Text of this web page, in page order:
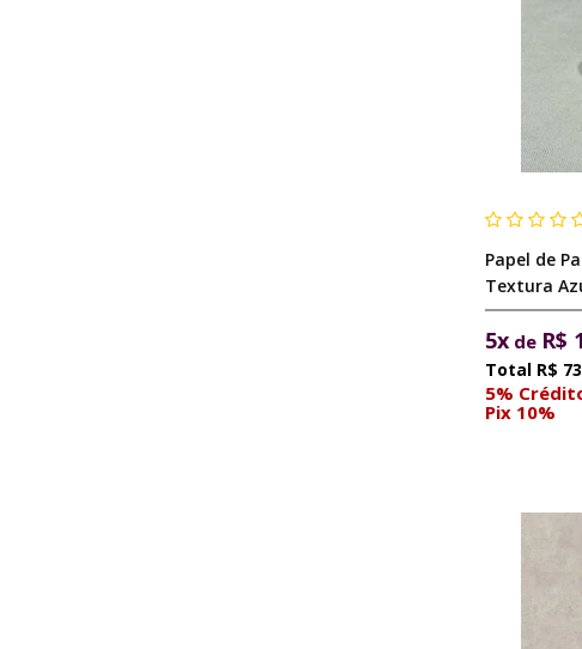
Papel de
Textura
5xde R$
R$
5%
Pix 10%